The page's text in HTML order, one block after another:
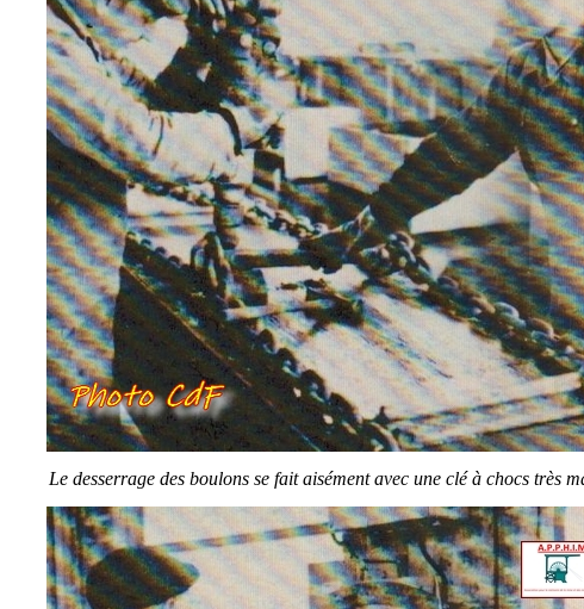
Le desserrage des boulons se fait aisément avec une clé à chocs très